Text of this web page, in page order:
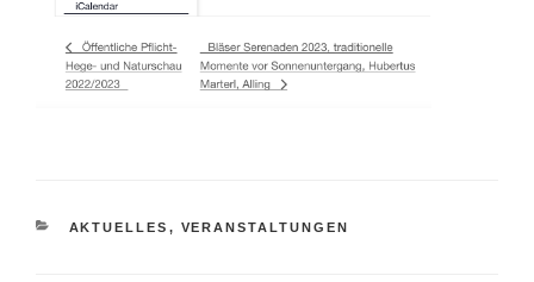
KATEGORIEN
AKTUELLES , VERANSTALTUNGEN